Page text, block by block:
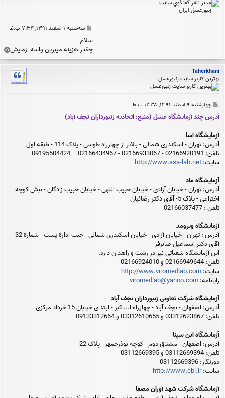
پ
ت
سه‌شنبه ۱ اسفند ۱۳۹۱, ۷:۳۴ ب.ظ
سلام
چقدر هزینه میبرین واسه ازمایش ؟
ا
ل
Taherkhani
بهترین کاربر سایت زنبورعسل
پ
ت
چهارشنبه ۹ اسفند ۱۳۹۱, ۱۲:۳۸ ب.ظ
آدرس چند آزمایشگاه عسل (منبع: اتحادیه زنبورداران نجف آباد)
________________________________________
آزمایشگاه آسا
آدرس: تهران - اسکندری شمالی - بالاتر از چهارراه طوسی - پلاک 114 - طبقه اول
تلفن: 02166920191 - 02166933067 - 02166434967 – 09195504424
سایت:http://www.asa-lab.net
آزمایشگاه ماد
آدرس: تهران - خیابان آزادی - خیابان حبیب اللهی - خیابان حبیب زادگان - نبش کوچه
اختراعی - پلاک 5- آقای دکتر رضائیان
تلفن : 02166037477
آزمایشگاه ویرومد
آدرس : تهران - خیابان آزادی - خیابان اسکندری شمالی - جنب ادارۀ پست - شمارۀ 32
آقای دکتر اسماعیل صابرفر
این آزمایشگاه شعباتی نیز در رشت و زاهدان دارد.
تلفن: 02166949644 و 02166924010
سایت:http://www.viromedlab.com
رایانامه:viromedlab@yahoo.com
آزمایشگاه شرکت تعاونی زنبورداران نجف آباد
آدرس: اصفهان - نجف آباد - چهارراه ا...اکبر - ابتدای خیابان 15 خرداد مرکزی
تلفن: 03312623867 و 03312610655 و 09133312664
آزمایشگاه ابن سینا
آدرس: اصفهان - مشتاق دوم - کوچه بوذرجمهر - پلاک 22
تلفن: 03112669394 و 03112669395
دورنگار: 03112669396
سایت:http://www.ebl.ir
آزمایشگاه شرکت شهد آوران مصفا